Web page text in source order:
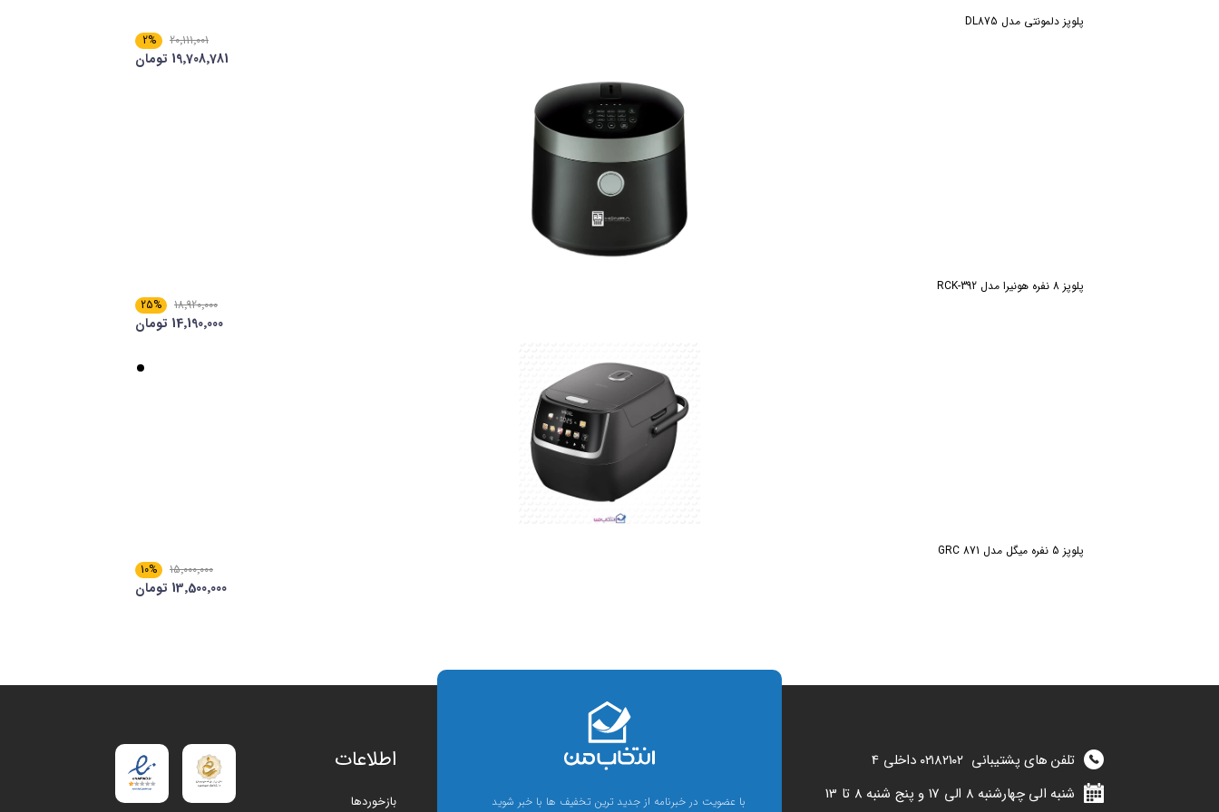
پلوپز دلمونتی مدل DL875
20٬111٬001
2%
19٬708٬781 تومان
پلوپز 8 نفره هونیرا مدل RCK-392
18٬920٬000
25%
14٬190٬000 تومان
پلوپز 5 نفره میگل مدل GRC 871
15٬000٬000
10%
13٬500٬000 تومان
تلفن های پشتیبانی۰۲۱۸۲۱۰۲ داخلی 4
شنبه الی چهارشنبه 8 الی 17 و پنج شنبه 8 تا 13
با عضویت در خبرنامه از جدید ترین تخفیف ها با خبر شوید
اطلاعات
بازخوردها